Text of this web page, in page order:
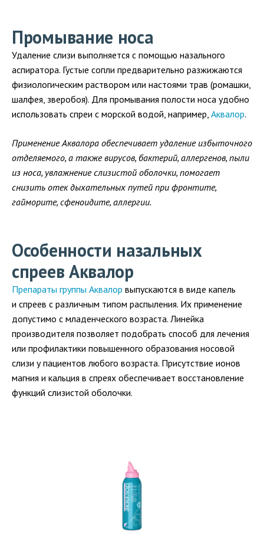
Промывание носа
Удаление слизи выполняется с помощью назального
аспиратора. Густые сопли предварительно разжижаются
физиологическим раствором или настоями трав (ромашки,
шалфея, зверобоя). Для промывания полости носа удобно
использовать спреи с морской водой, например, Аквалор.
Применение Аквалора обеспечивает удаление избыточного
отделяемого, а также вирусов, бактерий, аллергенов, пыли
из носа, увлажнение слизистой оболочки, помогает
снизить отек дыхательных путей при фронтите,
гайморите, сфеноидите, аллергии.
Особенности назальных
спреев Аквалор
Препараты группы Аквалор выпускаются в виде капель
и спреев с различным типом распыления. Их применение
допустимо с младенческого возраста. Линейка
производителя позволяет подобрать способ для лечения
или профилактики повышенного образования носовой
слизи у пациентов любого возраста. Присутствие ионов
магния и кальция в спреях обеспечивает восстановление
функций слизистой оболочки.